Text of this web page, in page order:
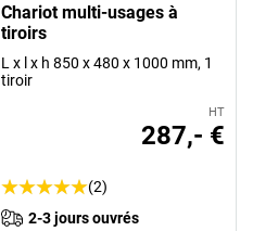
Chariot multi-usages à
tiroirs
L x l x h 850 x 480 x 1000 mm, 1
tiroir
HT
287,- €
(2)
2-3 jours ouvrés